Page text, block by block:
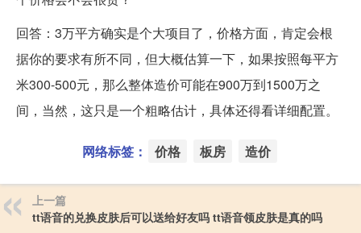
回答：3万平方确实是个大项目了，价格方面，肯定会根
据你的要求有所不同，但大概估算一下，如果按照每平方
米300-500元，那么整体造价可能在900万到1500万之
间，当然，这只是一个粗略估计，具体还得看详细配置。
网络标签： 价格 板房 造价
上一篇
tt语音的兑换皮肤后可以送给好友吗 tt语音领皮肤是真的吗